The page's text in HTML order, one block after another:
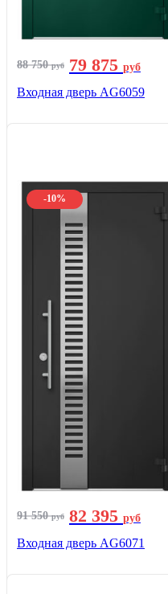
88 750руб 79 875 руб
Входная дверь AG6059
-10%
91 550руб 82 395 руб
Входная дверь AG6071